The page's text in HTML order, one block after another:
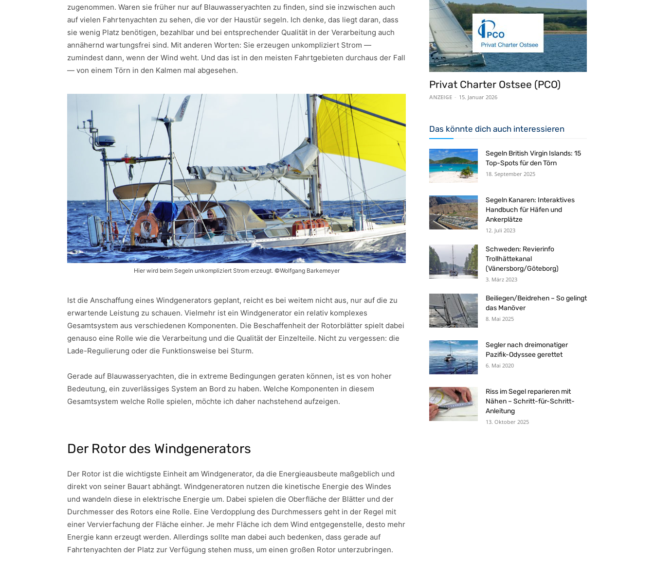
zugenommen. Waren sie früher nur auf Blauwasseryachten zu finden, sind sie inzwischen auch
auf vielen Fahrtenyachten zu sehen, die vor der Haustür segeln. Ich denke, das liegt daran, dass
sie wenig Platz benötigen, bezahlbar und bei entsprechender Qualität in der Verarbeitung auch
annähernd wartungsfrei sind. Mit anderen Worten: Sie erzeugen unkompliziert Strom —
zumindest dann, wenn der Wind weht. Und das ist in den meisten Fahrtgebieten durchaus der Fall
— von einem Törn in den Kalmen mal abgesehen.
Hier wird beim Segeln unkompliziert Strom erzeugt. ©Wolfgang Barkemeyer
Ist die Anschaffung eines Windgenerators geplant, reicht es bei weitem nicht aus, nur auf die zu
erwartende Leistung zu schauen. Vielmehr ist ein Windgenerator ein relativ komplexes
Gesamtsystem aus verschiedenen Komponenten. Die Beschaffenheit der Rotorblätter spielt dabei
genauso eine Rolle wie die Verarbeitung und die Qualität der Einzelteile. Nicht zu vergessen: die
Lade-Regulierung oder die Funktionsweise bei Sturm.
Gerade auf Blauwasseryachten, die in extreme Bedingungen geraten können, ist es von hoher
Bedeutung, ein zuverlässiges System an Bord zu haben. Welche Komponenten in diesem
Gesamtsystem welche Rolle spielen, möchte ich daher nachstehend aufzeigen.
Der Rotor des Windgenerators
Der Rotor ist die wichtigste Einheit am Windgenerator, da die Energieausbeute maßgeblich und
direkt von seiner Bauart abhängt. Windgeneratoren nutzen die kinetische Energie des Windes
und wandeln diese in elektrische Energie um. Dabei spielen die Oberfläche der Blätter und der
Durchmesser des Rotors eine Rolle. Eine Verdopplung des Durchmessers geht in der Regel mit
einer Vervierfachung der Fläche einher. Je mehr Fläche ich dem Wind entgegenstelle, desto mehr
Energie kann erzeugt werden. Allerdings sollte man dabei auch bedenken, dass gerade auf
Fahrtenyachten der Platz zur Verfügung stehen muss, um einen großen Rotor unterzubringen.
Privat Charter Ostsee (PCO)
ANZEIGE - 15. Januar 2026
Das könnte dich auch interessieren
Segeln British Virgin Islands: 15
Top-Spots für den Törn
18. September 2025
Segeln Kanaren: Interaktives
Handbuch für Häfen und
Ankerplätze
12. Juli 2023
Schweden: Revierinfo
Trollhättekanal
(Vänersborg/Göteborg)
3. März 2023
Beiliegen/Beidrehen – So gelingt
das Manöver
8. Mai 2025
Segler nach dreimonatiger
Pazifik-Odyssee gerettet
6. Mai 2020
Riss im Segel reparieren mit
Nähen – Schritt-für-Schritt-
Anleitung
13. Oktober 2025